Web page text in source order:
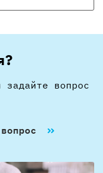
задайте вопрос